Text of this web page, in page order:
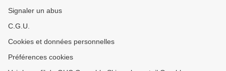
Signaler un abus
C.G.U.
Cookies et données personnelles
Préférences cookies